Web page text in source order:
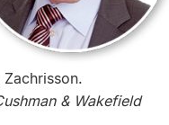
Zachrisson.
& Wakefield